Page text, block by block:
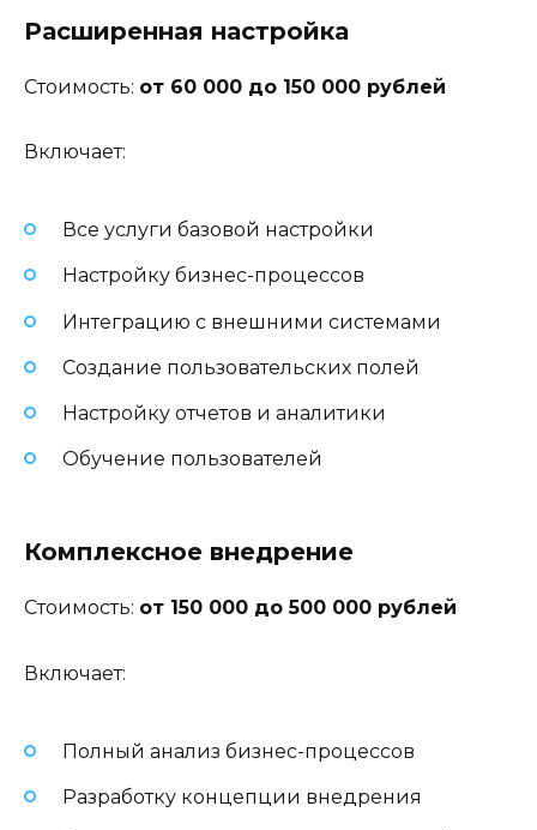
Расширенная настройка
Стоимость: от 60 000 до 150 000 рублей
Включает:
Все услуги базовой настройки
Настройку бизнес-процессов
Интеграцию с внешними системами
Создание пользовательских полей
Настройку отчетов и аналитики
Обучение пользователей
Комплексное внедрение
Стоимость: от 150 000 до 500 000 рублей
Включает:
Полный анализ бизнес-процессов
Разработку концепции внедрения